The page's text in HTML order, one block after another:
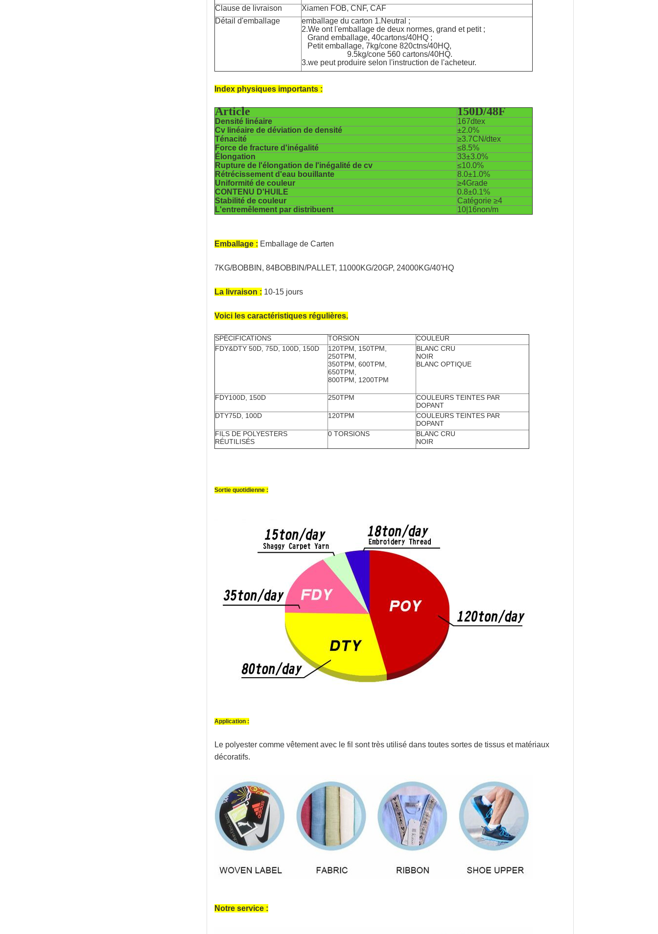
Clause de livraison
Xiamen FOB, CNF, CAF
Détail d'emballage
emballage du carton 1.Neutral ;
2.We ont l'emballage de deux normes, grand et petit ;
Grand emballage, 40cartons/40HQ ;
Petit emballage, 7kg/cone 820ctns/40HQ,
9.5kg/cone 560 cartons/40HQ.
3.we peut produire selon l'instruction de l'acheteur.
Index physiques importants :
Article 150D/48F
Densité linéaire
167dtex
Cv linéaire de déviation de densité
±2.0%
Ténacité
≥3.7CN/dtex
Force de fracture d'inégalité
≤8.5%
Élongation
33±3.0%
Rupture de l'élongation de l'inégalité de cv
≤10.0%
Rétrécissement d'eau bouillante
8.0±1.0%
Uniformité de couleur
≥4Grade
CONTENU D'HUILE
0.8±0.1%
Stabilité de couleur
Catégorie ≥4
L'entremêlement par distribuent
10|16non/m
Emballage : Emballage de Carten
7KG/BOBBIN, 84BOBBIN/PALLET, 11000KG/20GP, 24000KG/40'HQ
La livraison : 10-15 jours
Voici les caractéristiques régulières.
SPÉCIFICATIONS TORSION
COULEUR
FDY&DTY 50D, 75D, 100D, 150D
120TPM, 150TPM,
250TPM,
350TPM, 600TPM,
650TPM,
800TPM, 1200TPM
BLANC CRU
NOIR
BLANC OPTIQUE
FDY100D, 150D 250TPM
COULEURS TEINTES PAR
DOPANT
DTY75D, 100D
120TPM
COULEURS TEINTES PAR
DOPANT
FILS DE POLYESTERS
RÉUTILISÉS
0 TORSIONS
BLANC CRU
NOIR
Sortie quotidienne :
Application :
Le polyester comme vêtement avec le fil sont très utilisé dans toutes sortes de tissus et matériaux
décoratifs.
Notre service :